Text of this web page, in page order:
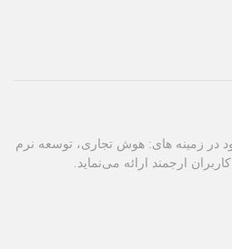
در زمینه های: هوش تجاری، توسعه نرم
کاربران ارجمند ارائه می‌نماید.